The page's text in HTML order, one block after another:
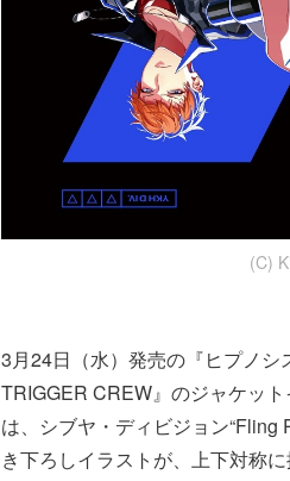
(C)
3月24日（水）発売の『ヒプノ
TRIGGER CREW』のジャケッ
は、シブヤ・ディビジョン“Fling
き下ろしイラストが、上下対称に